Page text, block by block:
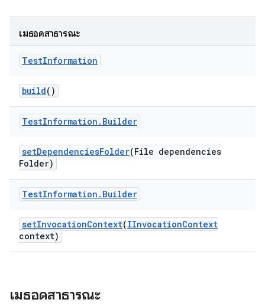
เมธอดสาธารณะ
TestInformation
build()
TestInformation . Builder
setDependenciesFolder(File dependencies
Folder)
TestInformation . Builder
setInvocationContext(IInvocationContext
context)
เมธอดสาธารณะ